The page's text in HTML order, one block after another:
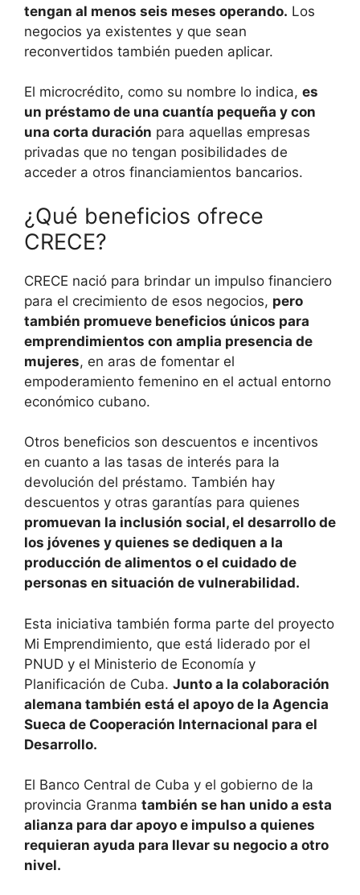
tengan al menos seis meses operando. Los
negocios ya existentes y que sean
reconvertidos también pueden aplicar.
El microcrédito, como su nombre lo indica, es
un préstamo de una cuantía pequeña y con
una corta duración para aquellas empresas
privadas que no tengan posibilidades de
acceder a otros financiamientos bancarios.
¿Qué beneficios ofrece
CRECE?
CRECE nació para brindar un impulso financiero
para el crecimiento de esos negocios, pero
también promueve beneficios únicos para
emprendimientos con amplia presencia de
mujeres, en aras de fomentar el
empoderamiento femenino en el actual entorno
económico cubano.
Otros beneficios son descuentos e incentivos
en cuanto a las tasas de interés para la
devolución del préstamo. También hay
descuentos y otras garantías para quienes
promuevan la inclusión social, el desarrollo de
los jóvenes y quienes se dediquen a la
producción de alimentos o el cuidado de
personas en situación de vulnerabilidad.
Esta iniciativa también forma parte del proyecto
Mi Emprendimiento, que está liderado por el
PNUD y el Ministerio de Economía y
Planificación de Cuba. Junto a la colaboración
alemana también está el apoyo de la Agencia
Sueca de Cooperación Internacional para el
Desarrollo.
El Banco Central de Cuba y el gobierno de la
provincia Granma también se han unido a esta
alianza para dar apoyo e impulso a quienes
requieran ayuda para llevar su negocio a otro
nivel.